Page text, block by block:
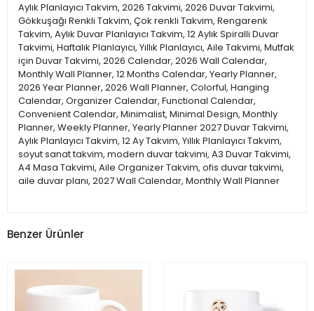
Aylık Planlayıcı Takvim, 2026 Takvimi, 2026 Duvar Takvimi,
Gökkuşağı Renkli Takvim, Çok renkli Takvim, Rengarenk
Takvim, Aylık Duvar Planlayıcı Takvim, 12 Aylık Spiralli Duvar
Takvimi, Haftalık Planlayıcı, Yıllık Planlayıcı, Aile Takvimi, Mutfak
için Duvar Takvimi, 2026 Calendar, 2026 Wall Calendar,
Monthly Wall Planner, 12 Months Calendar, Yearly Planner,
2026 Year Planner, 2026 Wall Planner, Colorful, Hanging
Calendar, Organizer Calendar, Functional Calendar,
Convenient Calendar, Minimalist, Minimal Design, Monthly
Planner, Weekly Planner, Yearly Planner 2027 Duvar Takvimi,
Aylık Planlayıcı Takvim, 12 Ay Takvim, Yıllık Planlayıcı Takvim,
soyut sanat takvim, modern duvar takvimi, A3 Duvar Takvimi,
A4 Masa Takvimi, Aile Organizer Takvim, ofis duvar takvimi,
aile duvar planı, 2027 Wall Calendar, Monthly Wall Planner
Benzer Ürünler